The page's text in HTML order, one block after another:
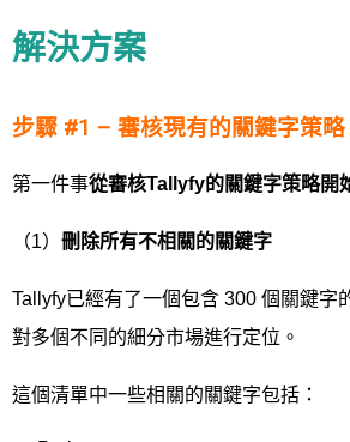
解決方案
步驟 #1 – 審核現有的關鍵字策略
第一件事從審核Tallyfy的關鍵字策略開
（1） 刪除所有不相關的關鍵字
Tallyfy已經有了一個包含 300 個關鍵字
對多個不同的細分市場進行定位。
這個清單中一些相關的關鍵字包括：